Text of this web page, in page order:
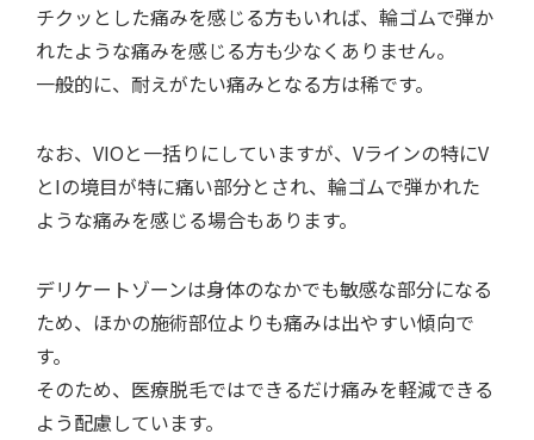
チクッとした痛みを感じる方もいれば、輪ゴムで弾か
れたような痛みを感じる方も少なくありません。
一般的に、耐えがたい痛みとなる方は稀です。
なお、VIOと一括りにしていますが、Vラインの特にV
とIの境目が特に痛い部分とされ、輪ゴムで弾かれた
ような痛みを感じる場合もあります。
デリケートゾーンは身体のなかでも敏感な部分になる
ため、ほかの施術部位よりも痛みは出やすい傾向で
す。
そのため、医療脱毛ではできるだけ痛みを軽減できる
よう配慮しています。